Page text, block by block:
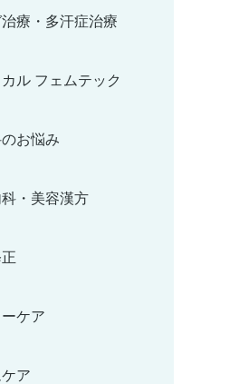
療・多汗症治療
カル フェムテック
お悩み
・美容漢方
ケア
ア